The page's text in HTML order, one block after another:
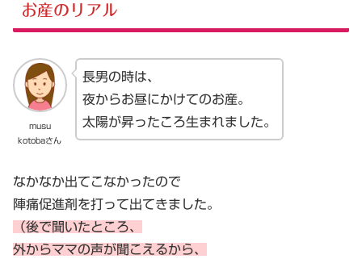
お産のリアル
musu
kotobaさん
長男の時は、
夜からお昼にかけてのお産。
太陽が昇ったころ生まれました。
なかなか出てこなかったので
陣痛促進剤を打って出てきました。
（後で聞いたところ、
外からママの声が聞こえるから、